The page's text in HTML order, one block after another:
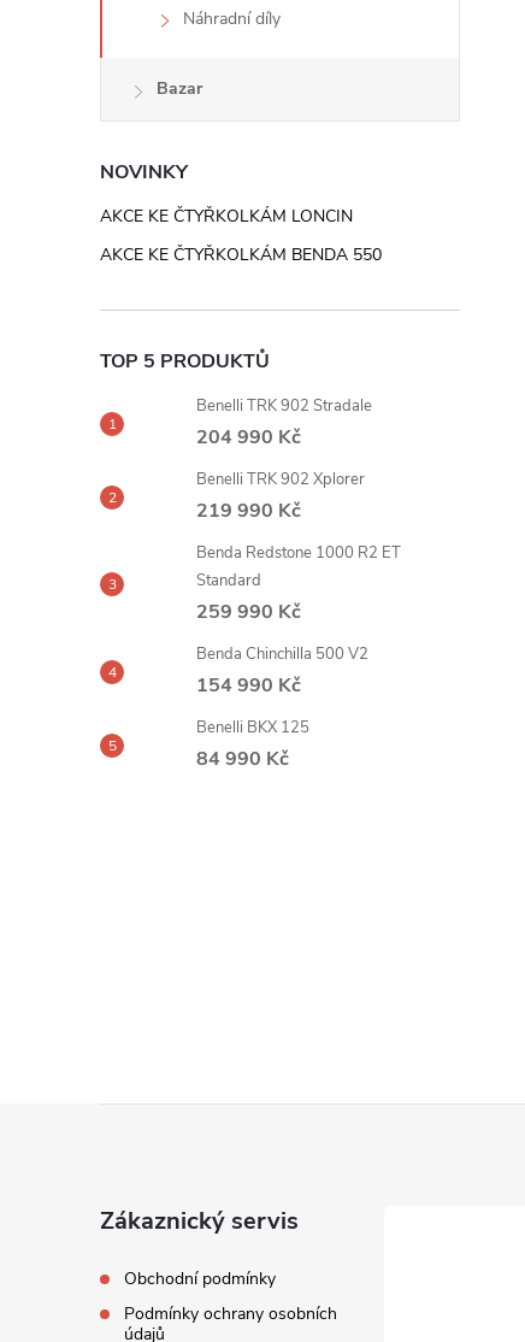
Náhradní díly
Bazar
NOVINKY
AKCE KE ČTYŘKOLKÁM LONCIN
AKCE KE ČTYŘKOLKÁM BENDA 550
TOP 5 PRODUKTŮ
Benelli TRK 902 Stradale
204 990 Kč
Benelli TRK 902 Xplorer
219 990 Kč
Benda Redstone 1000 R2 ET
Standard
259 990 Kč
Benda Chinchilla 500 V2
154 990 Kč
Benelli BKX 125
84 990 Kč
Zákaznický servis
Obchodní podmínky
Podmínky ochrany osobních
údajů